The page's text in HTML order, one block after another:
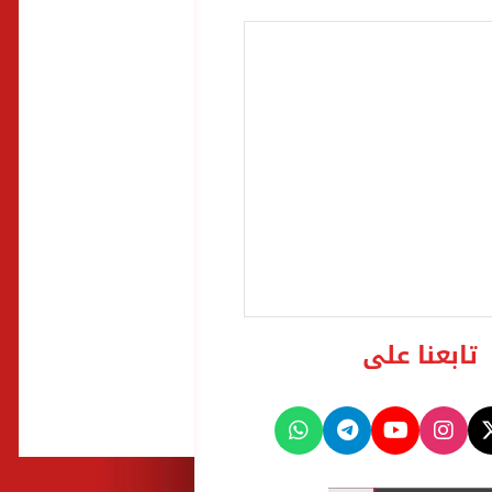
تابعنا على